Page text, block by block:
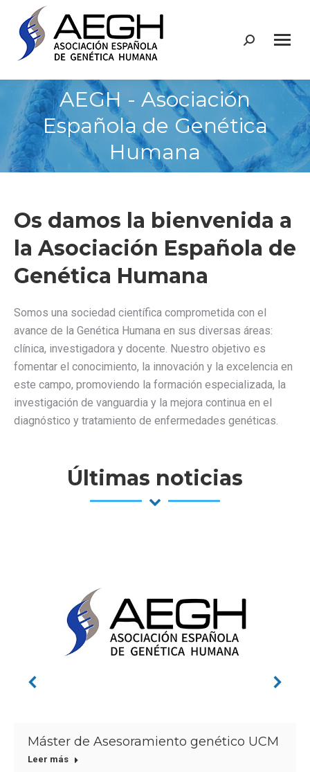
Buscar:
AEGH - Asociación
Española de Genética
Humana
Os damos la bienvenida a
la Asociación Española de
Genética Humana
Somos una sociedad científica comprometida con el
avance de la Genética Humana en sus diversas áreas:
clínica, investigadora y docente. Nuestro objetivo es
fomentar el conocimiento, la innovación y la excelencia en
este campo, promoviendo la formación especializada, la
investigación de vanguardia y la mejora continua en el
diagnóstico y tratamiento de enfermedades genéticas.
Últimas noticias
Máster de Asesoramiento genético UCM
Leer más